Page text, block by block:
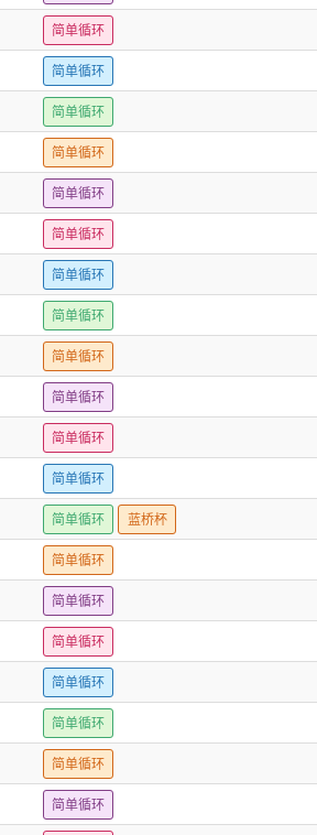
简单循环
简单循环
简单循环
简单循环
简单循环
简单循环
简单循环
简单循环
简单循环
简单循环
简单循环
简单循环
简单循环 蓝桥杯
简单循环
简单循环
简单循环
简单循环
简单循环
简单循环
简单循环